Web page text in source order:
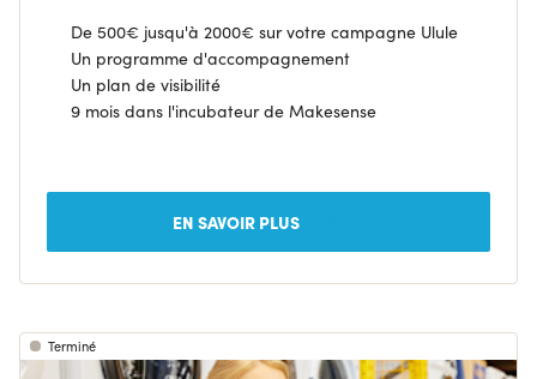
De 500€ jusqu'à 2000€ sur votre campagne Ulule
Un programme d'accompagnement
Un plan de visibilité
9 mois dans l'incubateur de Makesense
EN SAVOIR PLUS
Terminé